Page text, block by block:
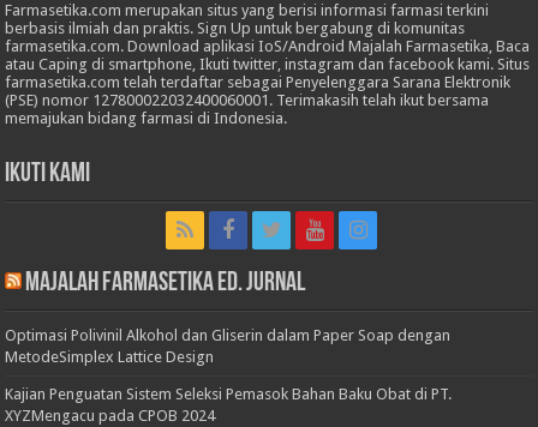
Farmasetika.com merupakan situs yang berisi informasi farmasi terkini
berbasis ilmiah dan praktis. Sign Up untuk bergabung di komunitas
farmasetika.com. Download aplikasi IoS/Android Majalah Farmasetika, Baca
atau Caping di smartphone, Ikuti twitter, instagram dan facebook kami. Situs
farmasetika.com telah terdaftar sebagai Penyelenggara Sarana Elektronik
(PSE) nomor 127800022032400060001. Terimakasih telah ikut bersama
memajukan bidang farmasi di Indonesia.
Ikuti Kami
Majalah Farmasetika Ed. Jurnal
Optimasi Polivinil Alkohol dan Gliserin dalam Paper Soap dengan
MetodeSimplex Lattice Design
Kajian Penguatan Sistem Seleksi Pemasok Bahan Baku Obat di PT.
XYZMengacu pada CPOB 2024